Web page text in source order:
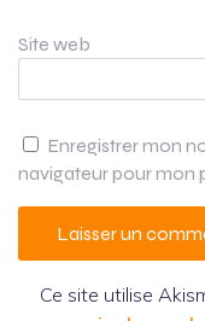
Site web
Enregistrer mon
navigateur pour mon
Ce site utilise